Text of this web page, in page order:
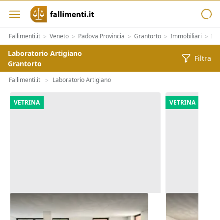
Fallimenti.it > Veneto > Padova Provincia > Grantorto > Immobiliari >
Laboratorio Artigiano
Grantorto
Filtra
Fallimenti.it > Laboratorio Artigiano
VETRINA
Asta Negozio (sub 207) in edificio
polifunzionale
VETRINA
Asta